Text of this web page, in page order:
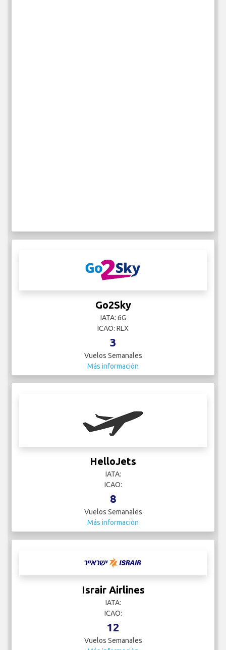
Go2Sky
IATA: 6G
ICAO: RLX
3
Vuelos Semanales
Más información
HelloJets
IATA:
ICAO:
8
Vuelos Semanales
Más información
Israir Airlines
IATA:
ICAO:
12
Vuelos Semanales